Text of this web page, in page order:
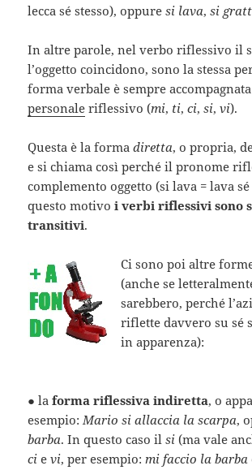
lecca sé stesso), oppuresi lava,si
In altre parole, nel verbo riflessivo il
l’oggetto coincidono, sono la stessa
forma verbale è sempre
personale riflessivo (mi, ti,ci,si,vi).
Questa è la formadiretta, o propria,
e si chiama così perché il pronome
complemento oggetto (si lava = lava sé
questo motivoi verbi riflessivi sono
transitivi.
Ci sono poi altre
(anche se
sarebbero, perché
riflette davvero su sé
in apparenza):
● laforma riflessiva indiretta, o
esempio:Mario si allaccia la scarpa,
barba. In questo caso ilsi (ma vale
ci evi, per esempio:mi faccio la barba